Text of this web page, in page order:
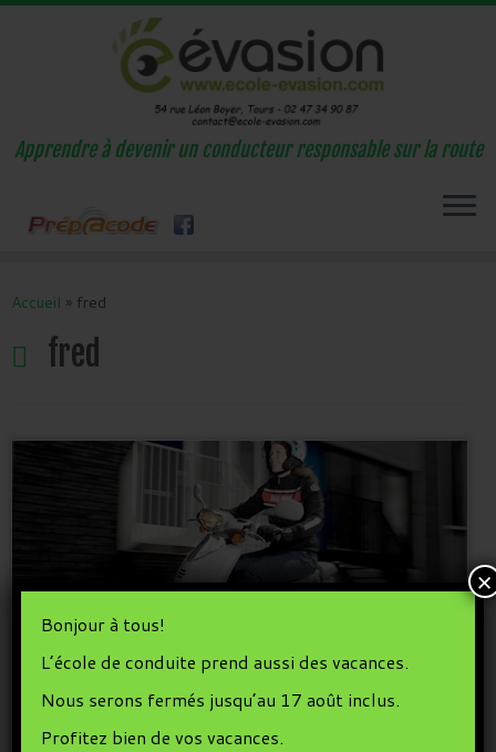
au
Apprendre à devenir un conducteur responsable sur la route
Accueil » fred
fred
Stage permis AM 12-13 juillet 2016
Bonjour à tous!
L’école de conduite prend aussi des vacances.
Nous serons fermés jusqu’au 17 août inclus.
Profitez bien de vos vacances.
×